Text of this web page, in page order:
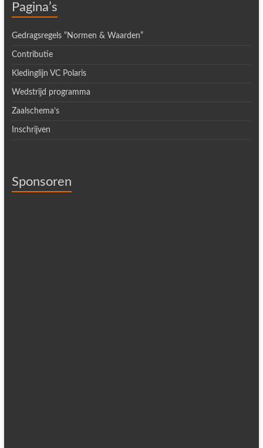
Pagina’s
Gedragsregels “Normen & Waarden”
Contributie
Kledinglijn VC Polaris
Wedstrijd programma
Zaalschema’s
Inschrijven
Sponsoren